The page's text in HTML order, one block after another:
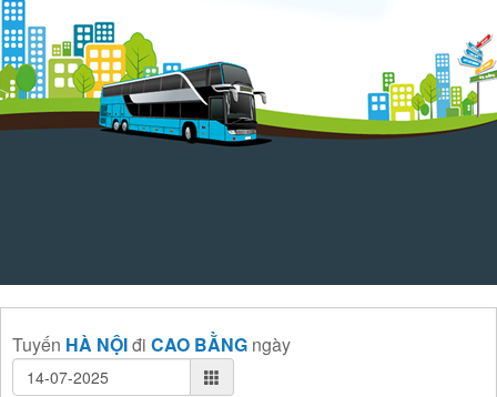
Tuyến HÀ NỘIđi CAO BẰNG ngày